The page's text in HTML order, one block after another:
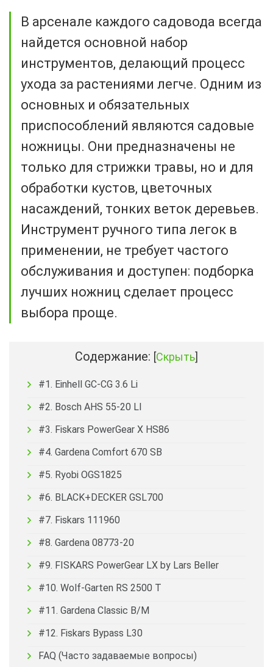
В арсенале каждого садовода всегда
найдется основной набор
инструментов, делающий процесс
ухода за растениями легче. Одним из
основных и обязательных
приспособлений являются садовые
ножницы. Они предназначены не
только для стрижки травы, но и для
обработки кустов, цветочных
насаждений, тонких веток деревьев.
Инструмент ручного типа легок в
применении, не требует частого
обслуживания и доступен: подборка
лучших ножниц сделает процесс
выбора проще.
Содержание: [Скрыть]
#1. Einhell GС-CG 3.6 Li
#2. Bosch AHS 55-20 LI
#3. Fiskars PowerGear X HS86
#4. Gardena Comfort 670 SB
#5. Ryobi OGS1825
#6. BLACK+DECKER GSL700
#7. Fiskars 111960
#8. Gardena 08773-20
#9. FISKARS PowerGear LX by Lars Beller
#10. Wolf-Garten RS 2500 T
#11. Gardena Classic B/M
#12. Fiskars Bypass L30
FAQ (Часто задаваемые вопросы)